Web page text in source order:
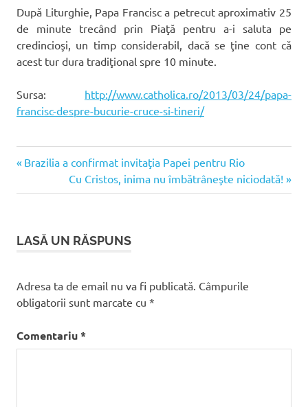
După Liturghie, Papa Francisc a petrecut aproximativ 25
de minute trecând prin Piaţă pentru a-i saluta pe
credincioşi, un timp considerabil, dacă se ţine cont că
acest tur dura tradiţional spre 10 minute.
Sursa: http://www.catholica.ro/2013/03/24/papa-
francisc-despre-bucurie-cruce-si-tineri/
Navigare
în
Articolul
Brazilia a confirmat invitaţia Papei pentru Rio
Articolul
următor:
Cu Cristos, inima nu îmbătrâneşte niciodată!
LASĂ UN RĂSPUNS
Adresa ta de email nu va fi publicată. Câmpurile
obligatorii sunt marcate cu *
Comentariu*